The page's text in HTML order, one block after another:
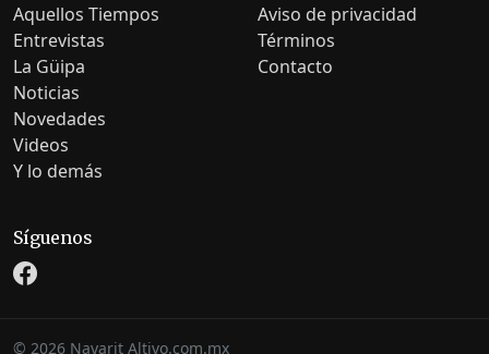
Aquellos Tiempos
Entrevistas
La Güipa
Noticias
Novedades
Videos
Y lo demás
Aviso de privacidad
Términos
Contacto
Síguenos
© 2026 Nayarit Altivo.com.mx